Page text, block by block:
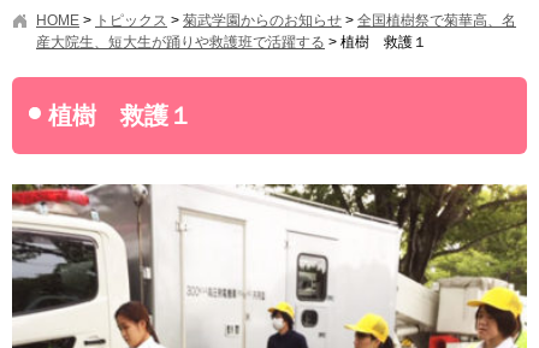
アクセス
情報公開
学園ニュース
オープンキャンパス・行事
HOME > トピックス > 菊武学園からのお知らせ > 全国植樹祭で菊華高、名
産大院生、短大生が踊りや救護班で活躍する > 植樹 救護１
植樹 救護１